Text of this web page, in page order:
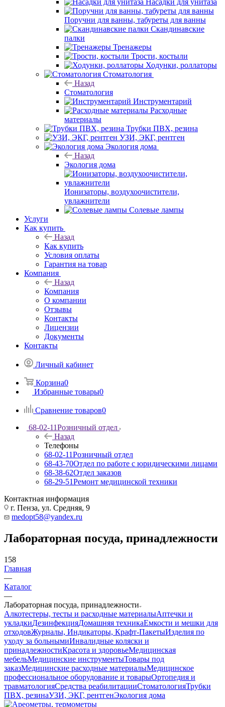
Насадки для унитаза
Поручни для ванны, табуреты для ванны
Скандинавские
палки
Тренажеры
Трости, костыли
Ходунки, роллаторы
Стоматология
Назад
Стоматология
Инструментарий
Расходные
материалы
Трубки ПВХ, резина
УЗИ, ЭКГ, рентген
Экология дома
Назад
Экология дома
Ионизаторы, воздухоочистители,
увлажнители
Солевые лампы
Услуги
Как купить
Назад
Как купить
Условия оплаты
Гарантия на товар
Компания
Назад
Компания
О компании
Отзывы
Контакты
Лицензии
Документы
Контакты
Личный кабинет
Корзина0
Избранные товары0
Сравнение товаров0
68-02-11Розничный отдел
Назад
Телефоны
68-02-11Розничный отдел
68-43-70Отдел по работе с юридическими лицами
68-38-62Отдел заказов
68-29-51Ремонт медицинской техники
Контактная информация
г. Пенза, ул. Средняя, 9
medopt58@yandex.ru
Лабораторная посуда, принадлежности
158
Главная
—
Каталог
—
Лабораторная посуда, принадлежности
Алкотестеры, тесты и расходные материалыАптечки и
укладкиДезинфекцияДомашняя техникаЕмкости и мешки для
отходовЖурналы, Индикаторы, Крафт-ПакетыИзделия по
уходу за больнымиИнвалидные коляски и
принадлежностиКрасота и здоровьеМедицинская
мебельМедицинские инструментыТовары под
заказМедицинские расходные материалыМедицинское
профессиональное оборудование и товарыОртопедия и
травматологияСредства реабилитацииСтоматологияТрубки
ПВХ, резинаУЗИ, ЭКГ, рентгенЭкология дома